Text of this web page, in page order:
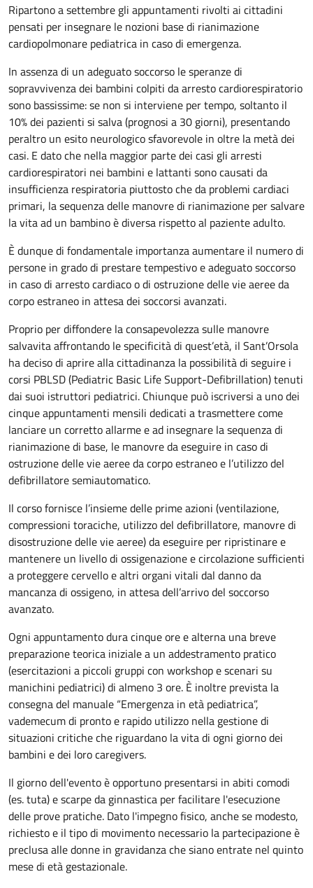
Ripartono a settembre gli appuntamenti rivolti ai cittadini
pensati per insegnare le nozioni base di rianimazione
cardiopolmonare pediatrica in caso di emergenza.
In assenza di un adeguato soccorso le speranze di
sopravvivenza dei bambini colpiti da arresto cardiorespiratorio
sono bassissime: se non si interviene per tempo, soltanto il
10% dei pazienti si salva (prognosi a 30 giorni), presentando
peraltro un esito neurologico sfavorevole in oltre la metà dei
casi. E dato che nella maggior parte dei casi gli arresti
cardiorespiratori nei bambini e lattanti sono causati da
insufficienza respiratoria piuttosto che da problemi cardiaci
primari, la sequenza delle manovre di rianimazione per salvare
la vita ad un bambino è diversa rispetto al paziente adulto.
È dunque di fondamentale importanza aumentare il numero di
persone in grado di prestare tempestivo e adeguato soccorso
in caso di arresto cardiaco o di ostruzione delle vie aeree da
corpo estraneo in attesa dei soccorsi avanzati.
Proprio per diffondere la consapevolezza sulle manovre
salvavita affrontando le specificità di quest’età, il Sant’Orsola
ha deciso di aprire alla cittadinanza la possibilità di seguire i
corsi PBLSD (Pediatric Basic Life Support-Defibrillation) tenuti
dai suoi istruttori pediatrici. Chiunque può iscriversi a uno dei
cinque appuntamenti mensili dedicati a trasmettere come
lanciare un corretto allarme e ad insegnare la sequenza di
rianimazione di base, le manovre da eseguire in caso di
ostruzione delle vie aeree da corpo estraneo e l’utilizzo del
defibrillatore semiautomatico.
Il corso fornisce l’insieme delle prime azioni (ventilazione,
compressioni toraciche, utilizzo del defibrillatore, manovre di
disostruzione delle vie aeree) da eseguire per ripristinare e
mantenere un livello di ossigenazione e circolazione sufficienti
a proteggere cervello e altri organi vitali dal danno da
mancanza di ossigeno, in attesa dell’arrivo del soccorso
avanzato.
Ogni appuntamento dura cinque ore e alterna una breve
preparazione teorica iniziale a un addestramento pratico
(esercitazioni a piccoli gruppi con workshop e scenari su
manichini pediatrici) di almeno 3 ore. È inoltre prevista la
consegna del manuale “Emergenza in età pediatrica”,
vademecum di pronto e rapido utilizzo nella gestione di
situazioni critiche che riguardano la vita di ogni giorno dei
bambini e dei loro caregivers.
Il giorno dell'evento è opportuno presentarsi in abiti comodi
(es. tuta) e scarpe da ginnastica per facilitare l'esecuzione
delle prove pratiche. Dato l'impegno fisico, anche se modesto,
richiesto e il tipo di movimento necessario la partecipazione è
preclusa alle donne in gravidanza che siano entrate nel quinto
mese di età gestazionale.